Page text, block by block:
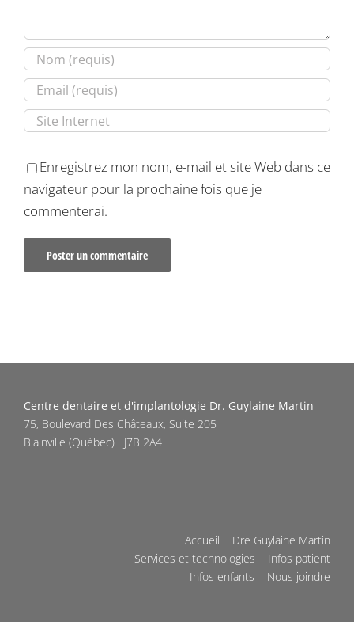
Enregistrez mon nom, e-mail et site Web dans ce
navigateur pour la prochaine fois que je
commenterai.
Centre dentaire et d'implantologie Dr. Guylaine Martin
75, Boulevard Des Châteaux, Suite 205
Blainville (Québec) J7B 2A4
Accueil
Dre Guylaine Martin
Services et technologies
Infos patient
Infos enfants
Nous joindre